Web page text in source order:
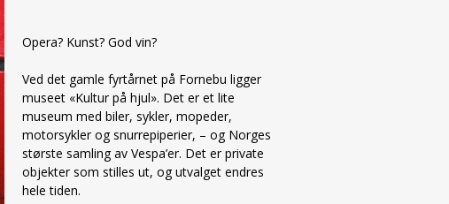
Opera? Kunst? God vin?
Ved det gamle fyrtårnet på Fornebu ligger
museet «Kultur på hjul». Det er et lite
museum med biler, sykler, mopeder,
motorsykler og snurrepiperier, – og Norges
største samling av Vespa’er. Det er private
objekter som stilles ut, og utvalget endres
hele tiden.